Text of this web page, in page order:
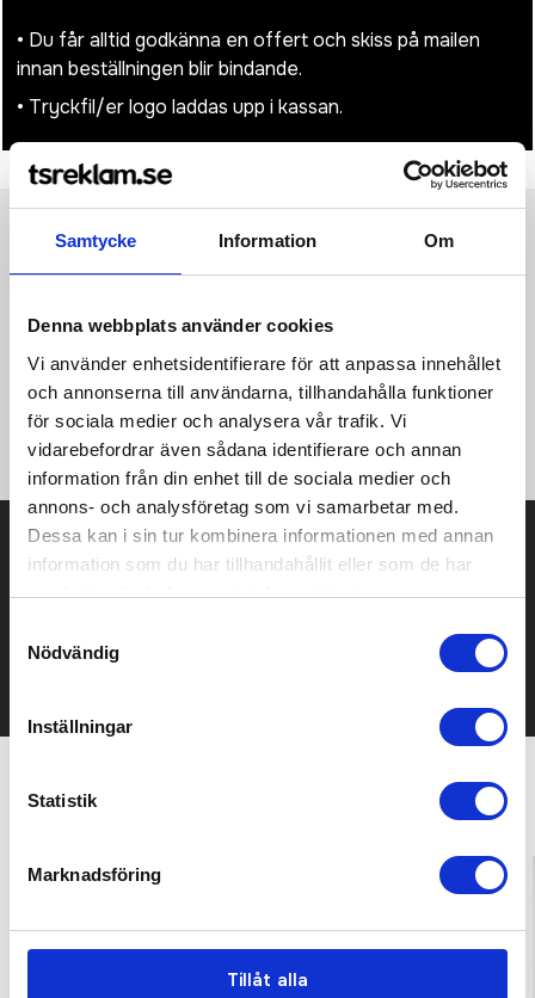
Samtycke Information Om
Denna webbplats använder cookies
Vi använder enhetsidentifierare för att anpassa innehållet
och annonserna till användarna, tillhandahålla funktioner
för sociala medier och analysera vår trafik. Vi
vidarebefordrar även sådana identifierare och annan
information från din enhet till de sociala medier och
annons- och analysföretag som vi samarbetar med.
Dessa kan i sin tur kombinera informationen med annan
information som du har tillhandahållit eller som de har
samlat in när du har använt deras tjänster.
Nödvändig
Inställningar
Statistik
Marknadsföring
Tillåt alla
• Du får alltid godkänna en offert och skiss på mailen
innan beställningen blir bindande.
• Tryckfil/er logo laddas upp i kassan.
Produktinformation SpecifikationerPristabell Recensioner
·183 g/m² ·100% Cotton, ring spun ·(Sport Grey: 90% Cotton,
10% Polyester) ·High stitch density fabric that offers a
smooth printing surface, ideal for DTG ·Non-topstitched,
classic width, rib collar ·Shoulder-to-shoulders neck tape
·Tubular fabric (except size S, which has side seams) ·Tear
away label ·Modern classic fit.
Prisuppgift på mailen?
Det går också utmärkt att bara ställa frågor!
Relaterade produkter
Bästsäljare